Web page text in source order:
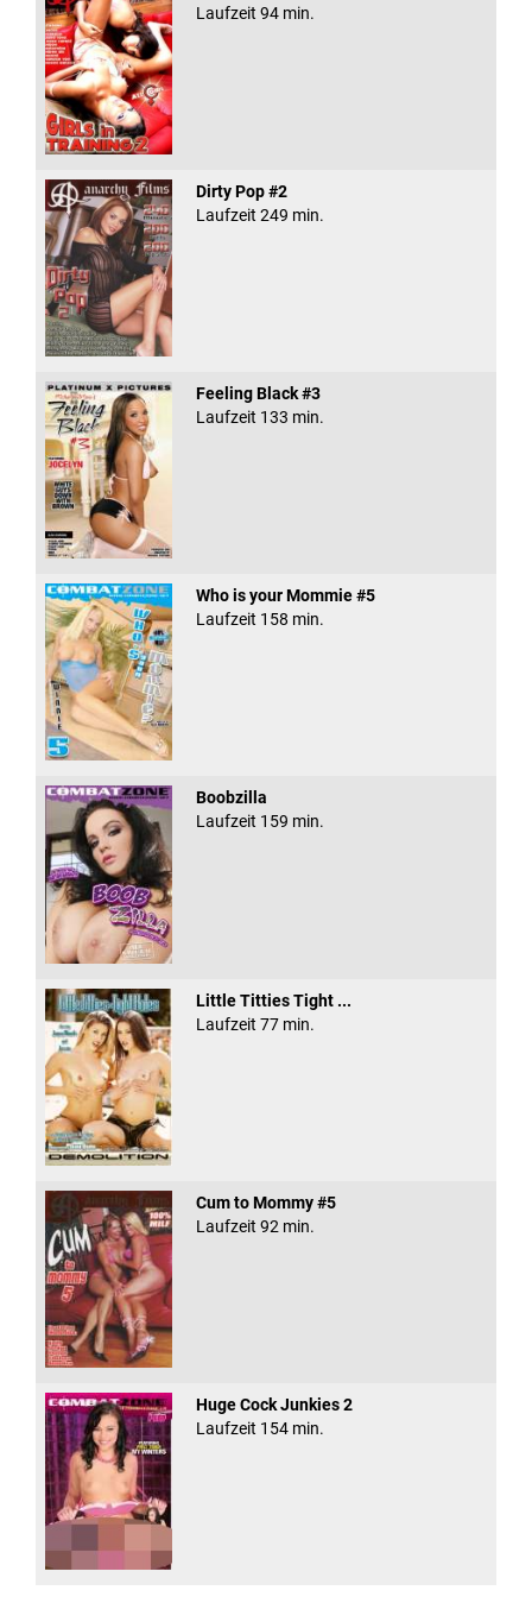
Laufzeit 94 min.
Dirty Pop #2
Laufzeit 249 min.
Feeling Black #3
Laufzeit 133 min.
Who is your Mommie #5
Laufzeit 158 min.
Boobzilla
Laufzeit 159 min.
Little Titties Tight ...
Laufzeit 77 min.
Cum to Mommy #5
Laufzeit 92 min.
Huge Cock Junkies 2
Laufzeit 154 min.